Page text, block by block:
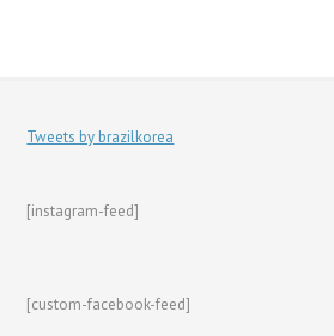
Tweets by brazilkorea
[instagram-feed]
[custom-facebook-feed]